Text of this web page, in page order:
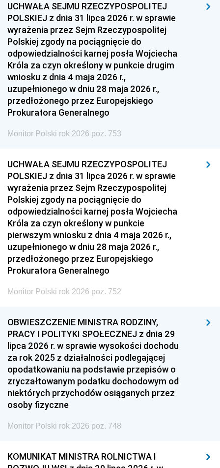
UCHWAŁA SEJMU RZECZYPOSPOLITEJ
POLSKIEJ z dnia 31 lipca 2026 r. w sprawie
wyrażenia przez Sejm Rzeczypospolitej
Polskiej zgody na pociągnięcie do
odpowiedzialności karnej posła Wojciecha
Króla za czyn określony w punkcie drugim
wniosku z dnia 4 maja 2026 r.,
uzupełnionego w dniu 28 maja 2026 r.,
przedłożonego przez Europejskiego
Prokuratora Generalnego
Monitor Polski rok 2026 poz. 753
UCHWAŁA SEJMU RZECZYPOSPOLITEJ
POLSKIEJ z dnia 31 lipca 2026 r. w sprawie
wyrażenia przez Sejm Rzeczypospolitej
Polskiej zgody na pociągnięcie do
odpowiedzialności karnej posła Wojciecha
Króla za czyn określony w punkcie
pierwszym wniosku z dnia 4 maja 2026 r.,
uzupełnionego w dniu 28 maja 2026 r.,
przedłożonego przez Europejskiego
Prokuratora Generalnego
Monitor Polski rok 2026 poz. 752
OBWIESZCZENIE MINISTRA RODZINY,
PRACY I POLITYKI SPOŁECZNEJ z dnia 29
lipca 2026 r. w sprawie wysokości dochodu
za rok 2025 z działalności podlegającej
opodatkowaniu na podstawie przepisów o
zryczałtowanym podatku dochodowym od
niektórych przychodów osiąganych przez
osoby fizyczne
Monitor Polski rok 2026 poz. 748
KOMUNIKAT MINISTRA ROLNICTWA I